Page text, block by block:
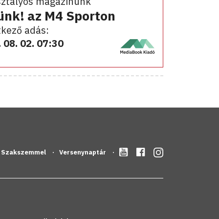
az M4 Sporton
adás:
08. 02. 07:30
Szakszemmel Versenynaptár